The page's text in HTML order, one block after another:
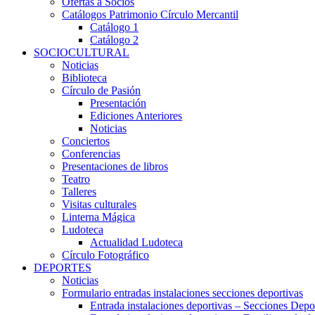
Catálogos Patrimonio Círculo Mercantil
Catálogo 1
Catálogo 2
SOCIOCULTURAL
Noticias
Biblioteca
Círculo de Pasión
Presentación
Ediciones Anteriores
Noticias
Conciertos
Conferencias
Presentaciones de libros
Teatro
Talleres
Visitas culturales
Linterna Mágica
Ludoteca
Actualidad Ludoteca
Círculo Fotográfico
DEPORTES
Noticias
Formulario entradas instalaciones secciones deportivas
Entrada instalaciones deportivas – Secciones